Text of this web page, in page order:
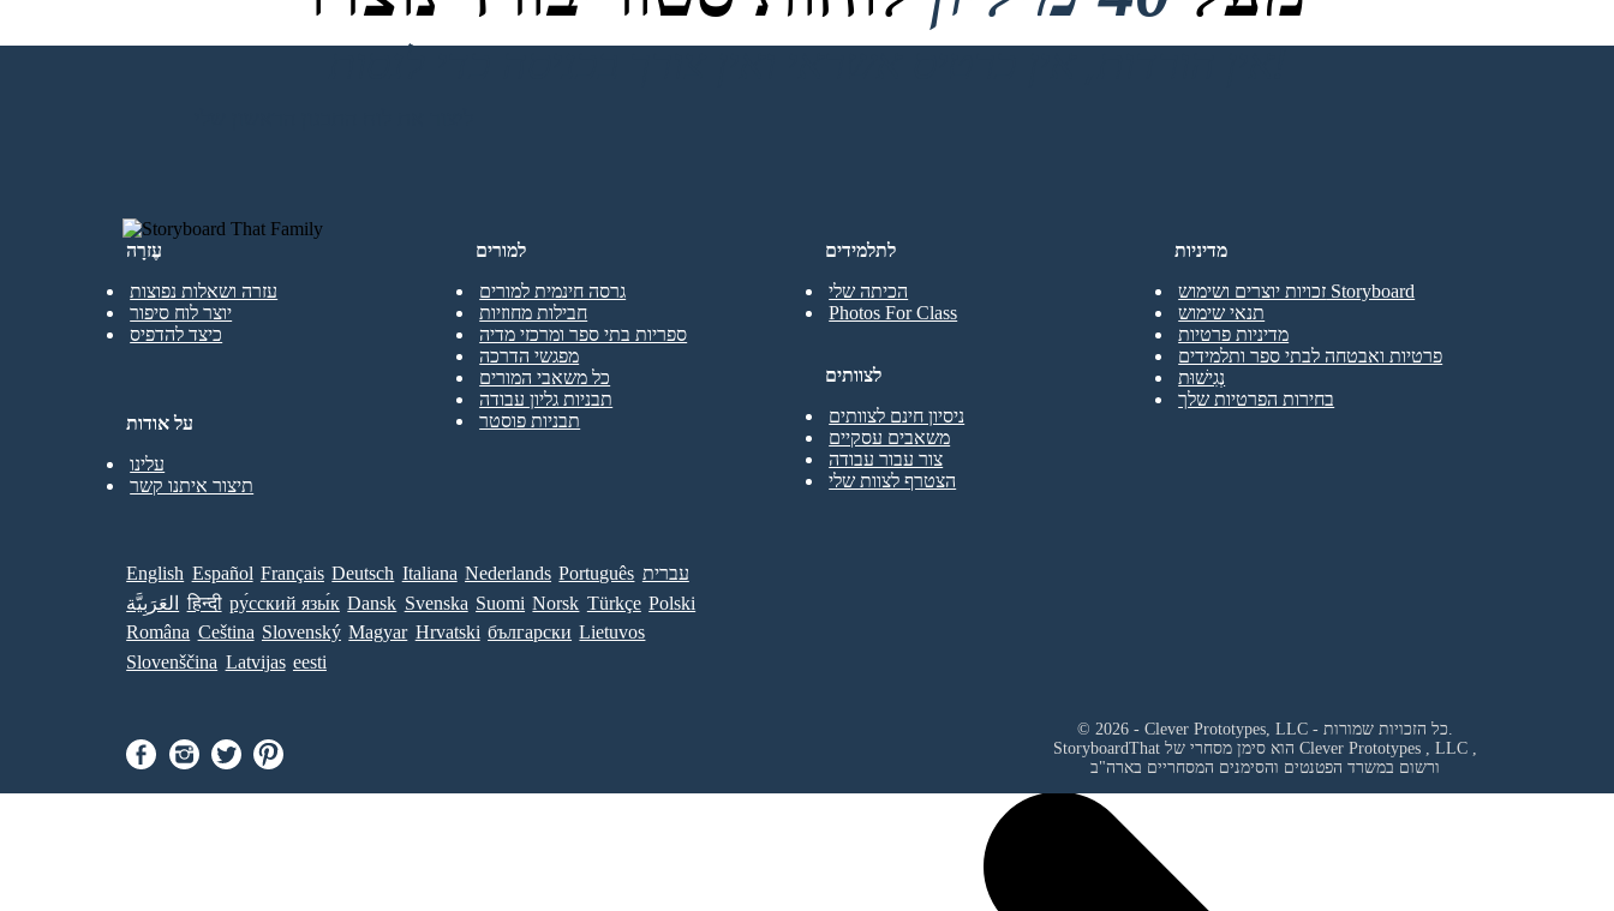
אין הורדות, אין כרטיס אשראי ואין צורך בכניסה כדי לנסות!
עֶזרָה
עזרה ושאלות נפוצות
יוצר לוח סיפור
כיצד להדפיס
לתלמידים
הכיתה שלי
Photos For Class
למורים
גרסה חינמית למורים
חבילות מחוזיות
ספריות בתי ספר ומרכזי מדיה
מפגשי הדרכה
כל משאבי המורים
תבניות גליון עבודה
תבניות פוסטר
לצוותים
ניסיון חינם לצוותים
משאבים עסקיים
צור עבור עבודה
הצטרף לצוות שלי
על אודות
עלינו
תיצור איתנו קשר
מדיניות
זכויות יוצרים ושימוש Storyboard
תנאי שימוש
מדיניות פרטיות
פרטיות ואבטחה לבתי ספר ותלמידים
נְגִישׁוּת
בחירות הפרטיות שלך
English Español Français Deutsch Italiana Nederlands Português עברית
العَرَبِيَّة
हिन्दी ру́сский язы́к Dansk Svenska Suomi Norsk Türkçe Polski
Româna Ceština Slovenský Magyar Hrvatski български Lietuvos
Slovenščina Latvijas eesti
© 2026 - Clever Prototypes, LLC - כל הזכויות שמורות.
Clever Prototypes , LLC ,
ורשום במשרד הפטנטים והסימנים המסחריים בארה"ב